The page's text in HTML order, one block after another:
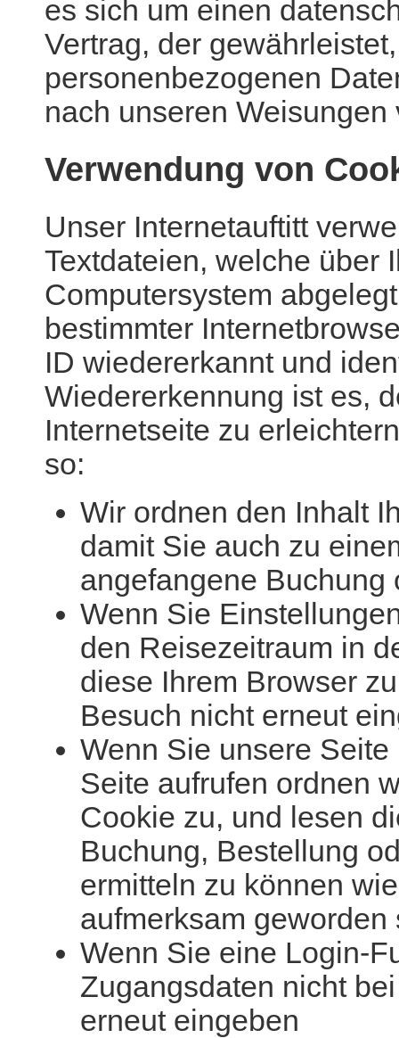
es sich um einen
Vertrag, der
personenbezogenen
nach unseren Weisungen
Verwendung von
Unser Internetauftitt
Textdateien, welche über
Computersystem
bestimmter
ID wiedererkannt und
Wiedererkennung ist es,
Internetseite zu
so:
Wir ordnen den Inhalt
damit Sie auch zu
angefangene Buchung
Wenn Sie
den Reisezeitraum in
diese Ihrem Browser
Besuch nicht erneut
Wenn Sie unsere
Seite aufrufen ordnen
Cookie zu, und lesen
Buchung, Bestellung
ermitteln zu können
aufmerksam geworden
Wenn Sie eine Login-
Zugangsdaten nicht
erneut eingeben